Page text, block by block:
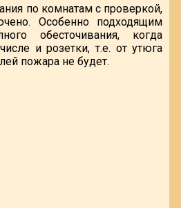
по комнатам с проверкой,
Особенно подходящим
обесточивания, когда
и розетки, т.е. от утюга
пожара не будет.